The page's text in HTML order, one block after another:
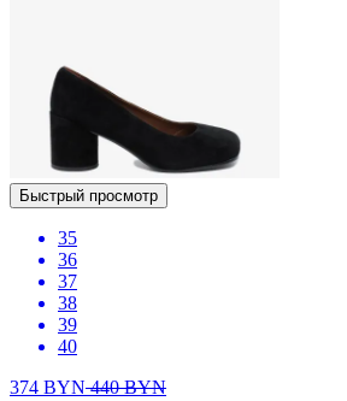
Быстрый просмотр
35
36
37
38
39
40
374 BYN440BYN